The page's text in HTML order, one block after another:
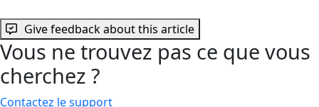
Give feedback about this article
Vous ne trouvez pas ce que vous
cherchez ?
Contactez le support